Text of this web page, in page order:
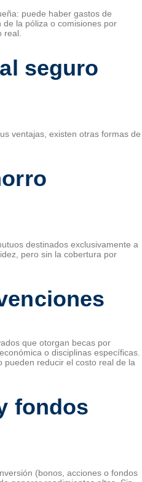
puede haber gastos de
la póliza o comisiones por
real.
seguro
ventajas, existen otras formas de
destinados exclusivamente a
pero sin la cobertura por
que otorgan becas por
o disciplinas específicas.
reducir el costo real de la
fondos
(bonos, acciones o fondos